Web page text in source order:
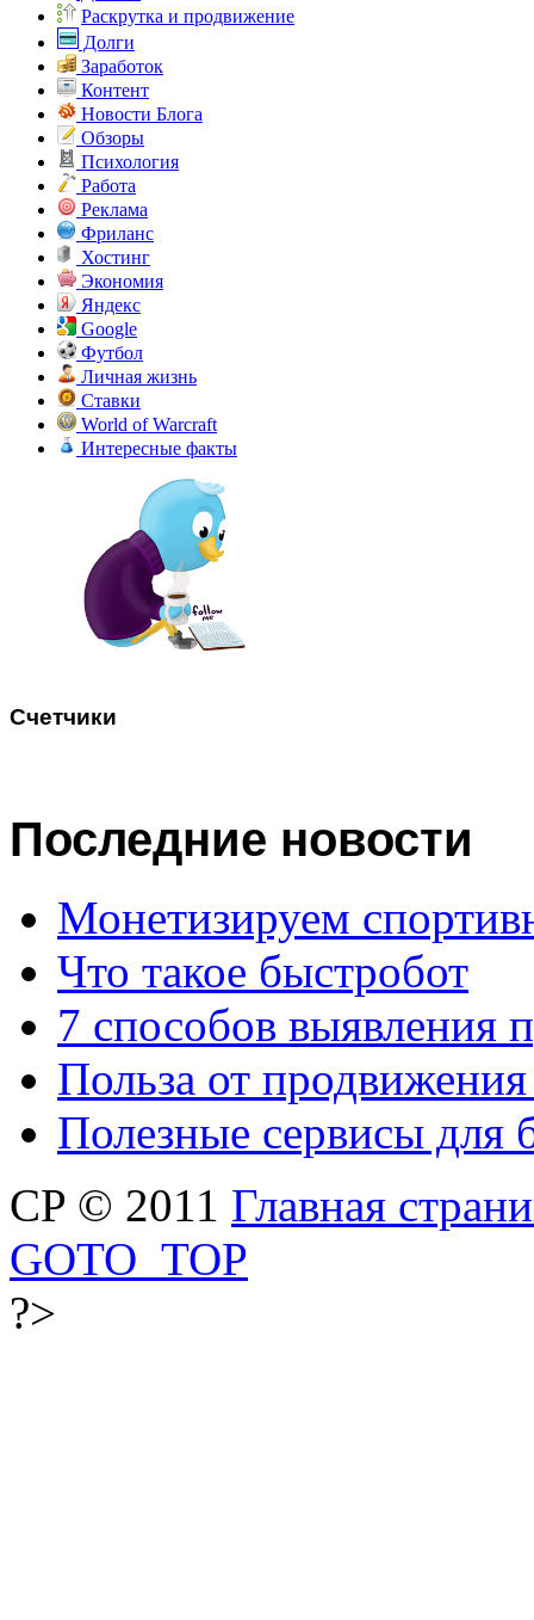
Раскрутка и продвижение
Долги
Заработок
Контент
Новости Блога
Обзоры
Психология
Работа
Реклама
Фриланс
Хостинг
Экономия
Яндекс
Google
Футбол
Личная жизнь
Ставки
World of Warcraft
Интересные факты
Счетчики
Последние новости
Монетизируем
Что такое быстробот
7 способов выявления
Польза от
Полезные сервисы для
CP © 2011 Главная
GOTO_TOP
?>